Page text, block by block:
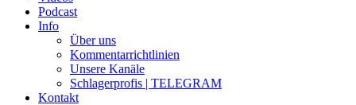
Podcast
Info
Über uns
Kommentarrichtlinien
Unsere Kanäle
Schlagerprofis | TELEGRAM
Kontakt